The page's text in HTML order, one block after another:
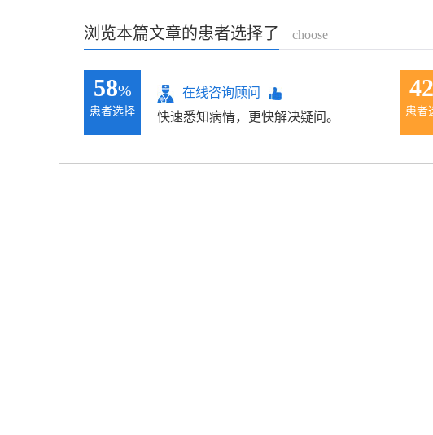
浏览本篇文章的患者选择了 choose
58%
患者选择
在线咨询顾问
快速悉知病情，更快解决疑问。
42
患者